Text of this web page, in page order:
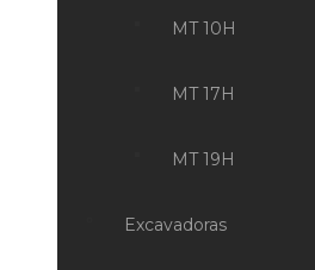
MT 10H
MT 17H
MT 19H
Excavadoras